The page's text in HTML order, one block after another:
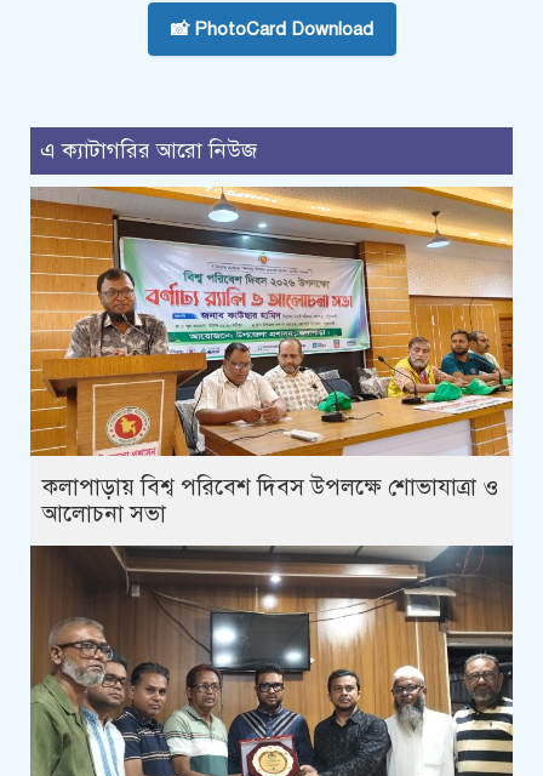
📸 PhotoCard Download
এ ক্যাটাগরির আরো নিউজ
কলাপাড়ায় বিশ্ব পরিবেশ দিবস উপলক্ষে শোভাযাত্রা ও
আলোচনা সভা